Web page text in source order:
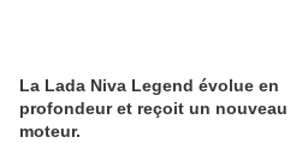
La Lada Niva Legend évolue en
profondeur et reçoit un nouveau
moteur.